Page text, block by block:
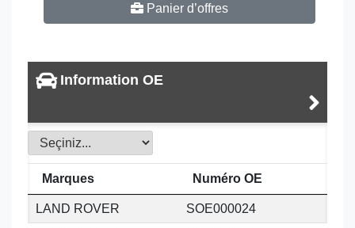
Panier d’offres
Information OE
Marques Numéro OE
LAND ROVER SOE000024